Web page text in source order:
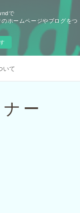
で
ホームページやブログをつ
いて
ー